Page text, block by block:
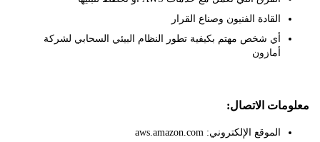
القادة الفنيون وصناع القرار
أي شخص مهتم بكيفية تطور النظام البيئي السحابي لشركة
الاتصال:
الموقع الإلكتروني: aws.amazon.com